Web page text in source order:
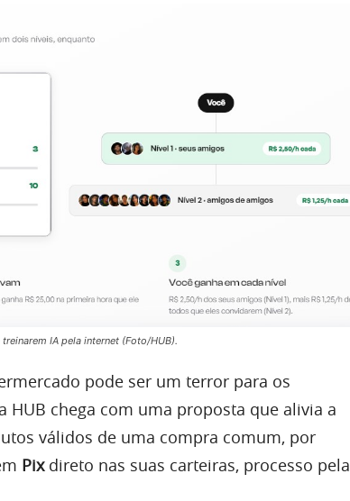
IA pela internet (Foto/HUB).
pode ser um terror para os
HUB chega com uma proposta que alivia a
válidos de uma compra comum, por
Pixdireto nas suas carteiras, processo pela